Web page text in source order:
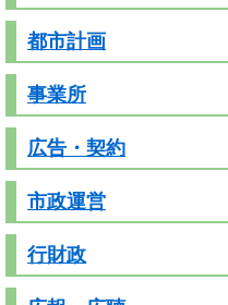
都市計画
事業所
広告・契約
市政運営
行財政